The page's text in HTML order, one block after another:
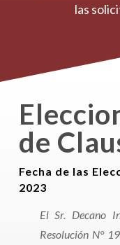
las
de
Fecha de las
2023
El Sr. Decano
Resolución N°